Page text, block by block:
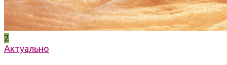
2
Актуально